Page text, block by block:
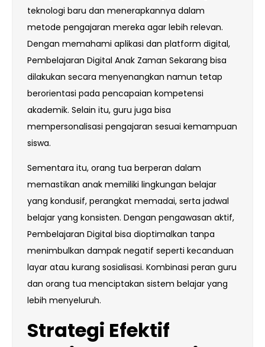
teknologi baru dan menerapkannya dalam
metode pengajaran mereka agar lebih relevan.
Dengan memahami aplikasi dan platform digital,
Pembelajaran Digital Anak Zaman Sekarang bisa
dilakukan secara menyenangkan namun tetap
berorientasi pada pencapaian kompetensi
akademik. Selain itu, guru juga bisa
mempersonalisasi pengajaran sesuai kemampuan
siswa.
Sementara itu, orang tua berperan dalam
memastikan anak memiliki lingkungan belajar
yang kondusif, perangkat memadai, serta jadwal
belajar yang konsisten. Dengan pengawasan aktif,
Pembelajaran Digital bisa dioptimalkan tanpa
menimbulkan dampak negatif seperti kecanduan
layar atau kurang sosialisasi. Kombinasi peran guru
dan orang tua menciptakan sistem belajar yang
lebih menyeluruh.
Strategi Efektif